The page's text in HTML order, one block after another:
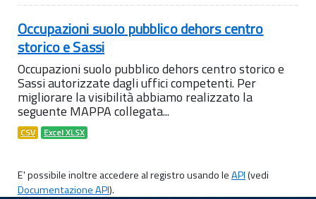
Occupazioni suolo pubblico dehors centro
storico e Sassi
Occupazioni suolo pubblico dehors centro storico e
Sassi autorizzate dagli uffici competenti. Per
migliorare la visibilità abbiamo realizzato la
seguente MAPPA collegata...
CSV Excel XLSX
E' possibile inoltre accedere al registro usando leAPI(vedi
Documentazione API).